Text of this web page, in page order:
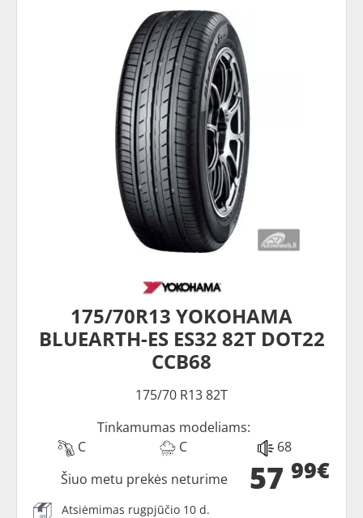
175/70R13 YOKOHAMA
BLUEARTH-ES ES32 82T DOT22
CCB68
175/70 R13 82T
Tinkamumas modeliams:
C
C 68
57 99€
Šiuo metu prekės neturime
Atsiėmimas rugpjūčio 10 d.